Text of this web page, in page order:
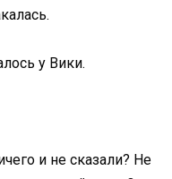
у Вики.
и не сказали? Не